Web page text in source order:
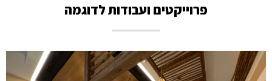
פרוייקטים ועבודות לדוגמה